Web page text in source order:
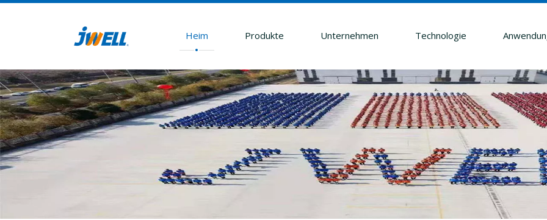
Heim Produkte Unternehmen Technologie